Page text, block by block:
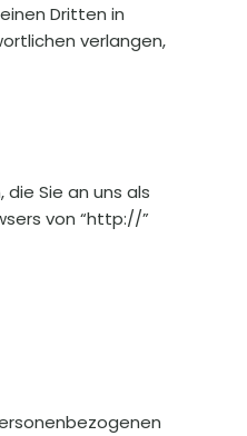
Dritten in
verlangen,
Sie an uns als
von “http://”